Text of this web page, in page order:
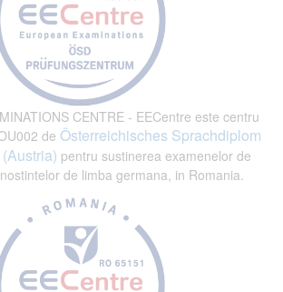
CENTRE - EECentre este centru
de Österreichisches Sprachdiplom
pentru sustinerea examenelor de
de limba germana, in Romania.